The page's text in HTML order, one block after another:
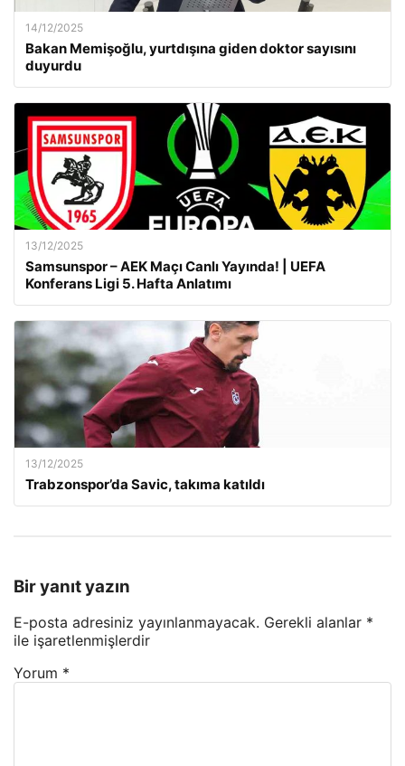
14/12/2025
Bakan Memişoğlu, yurtdışına giden doktor sayısını
duyurdu
13/12/2025
Samsunspor – AEK Maçı Canlı Yayında! | UEFA
Konferans Ligi 5. Hafta Anlatımı
13/12/2025
Trabzonspor’da Savic, takıma katıldı
Bir yanıt yazın
E-posta adresiniz yayınlanmayacak. Gerekli alanlar *
ile işaretlenmişlerdir
Yorum *